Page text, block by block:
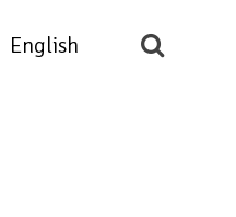
English